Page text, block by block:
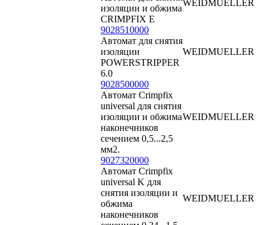
изоляции и обжима
CRIMPFIX E
WEIDMUELLER
9028510000
Автомат для снятия
изоляции
POWERSTRIPPER
6.0
WEIDMUELLER
9028500000
Автомат Crimpfix
universal для снятия
изоляции и обжима
наконечников
сечением 0,5...2,5
мм2.
WEIDMUELLER
9027320000
Автомат Crimpfix
universal K для
снятия изоляции и
обжима
наконечников
WEIDMUELLER